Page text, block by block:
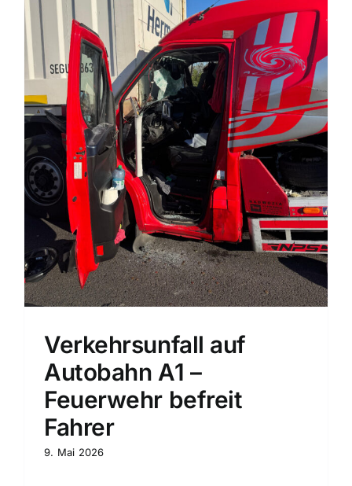
Verkehrsunfall auf
Autobahn A1 –
Feuerwehr befreit
Fahrer
9. Mai 2026